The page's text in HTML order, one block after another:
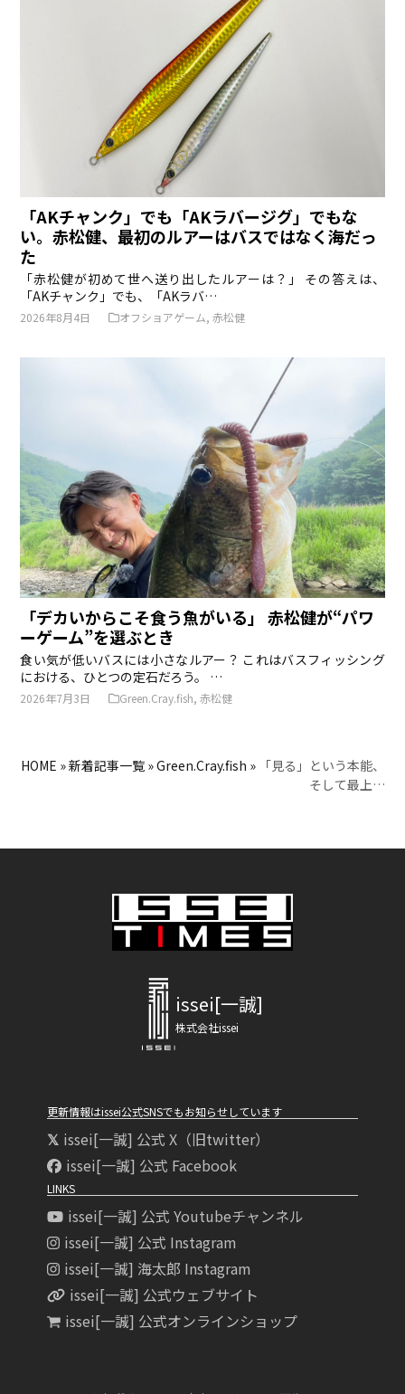
「AKチャンク」でも「AKラバージグ」でもな
い。赤松健、最初のルアーはバスではなく海だっ
た
「赤松健が初めて世へ送り出したルアーは？」 その答えは、
「AKチャンク」でも、「AKラバ…
2026年8月4日 オフショアゲーム,赤松健
「デカいからこそ食う魚がいる」―― 赤松健が“パワ
ーゲーム”を選ぶとき
食い気が低いバスには小さなルアー？ これはバスフィッシング
における、ひとつの定石だろう。 …
2026年7月3日 Green.Cray.fish,赤松健
HOME »新着記事一覧»Green.Cray.fish » 「見る」という本能、
そして最上…
issei[一誠]
株式会社issei
更新情報はissei公式SNSでもお知らせしています
issei[一誠] 公式 X（旧twitter）
issei[一誠] 公式 Facebook
LINKS
issei[一誠] 公式 Youtubeチャンネル
issei[一誠] 公式 Instagram
issei[一誠] 海太郎 Instagram
issei[一誠] 公式ウェブサイト
issei[一誠] 公式オンラインショップ